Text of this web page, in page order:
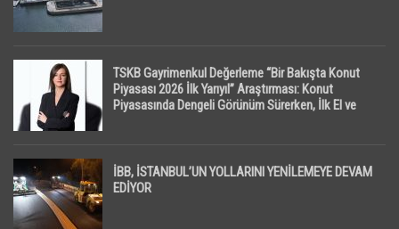
TSKB Gayrimenkul Değerleme “Bir Bakışta Konut
Piyasası 2026 İlk Yarıyıl” Araştırması: Konut
Piyasasında Dengeli Görünüm Sürerken, İlk El ve
İBB, İSTANBUL’UN YOLLARINI YENİLEMEYE DEVAM
EDİYOR